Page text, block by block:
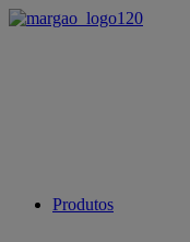
Produtos